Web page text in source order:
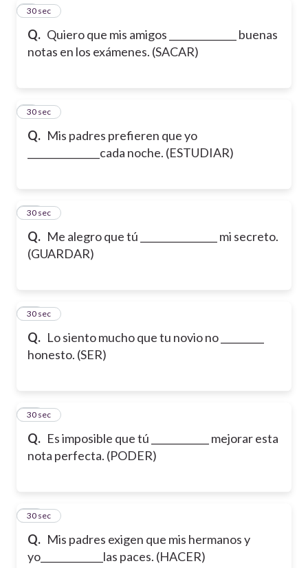
Q. Quiero que mis amigos ______________ buenas
notas en los exámenes. (SACAR)
8
30 sec
Q. Mis padres prefieren que yo
_______________cada noche. (ESTUDIAR)
9
30 sec
Q. Me alegro que tú ________________ mi secreto.
(GUARDAR)
10
30 sec
Q. Lo siento mucho que tu novio no _________
honesto. (SER)
11
30 sec
Q. Es imposible que tú ____________ mejorar esta
nota perfecta. (PODER)
12
30 sec
Q. Mis padres exigen que mis hermanos y
yo_____________las paces. (HACER)
13
30 sec